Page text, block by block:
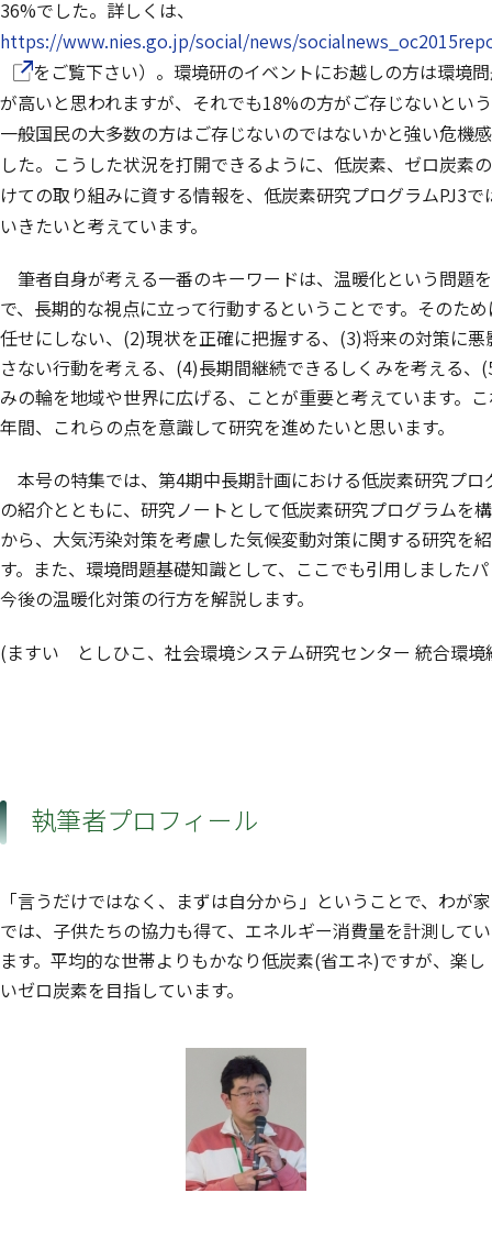
36%でした。詳しくは、
https://www.nies.go.jp/social/news/
をご覧下さい）。環境研のイベントにお越しの方は環境
が高いと思われますが、それでも18%の方がご存じないとい
一般国民の大多数の方はご存じないのではないかと強い危機
した。こうした状況を打開できるように、低炭素、ゼロ炭素
けての取り組みに資する情報を、低炭素研究プログラムPJ3で
いきたいと考えています。
筆者自身が考える一番のキーワードは、温暖化という問題
で、長期的な視点に立って行動するということです。そのた
任せにしない、(2)現状を正確に把握する、(3)将来の対策に悪
さない行動を考える、(4)長期間継続できるしくみを考える、
みの輪を地域や世界に広げる、ことが重要と考えています。
年間、これらの点を意識して研究を進めたいと思います。
本号の特集では、第4期中長期計画における低炭素研究プロ
の紹介とともに、研究ノートとして低炭素研究プログラムを
から、大気汚染対策を考慮した気候変動対策に関する研究を
す。また、環境問題基礎知識として、ここでも引用しました
今後の温暖化対策の行方を解説します。
(ますい としひこ、社会環境システム研究センター 統合環境
執筆者プロフィール
「言うだけではなく、まずは自分から」ということで、わが家
では、子供たちの協力も得て、エネルギー消費量を計測してい
ます。平均的な世帯よりもかなり低炭素(省エネ)ですが、楽し
いゼロ炭素を目指しています。